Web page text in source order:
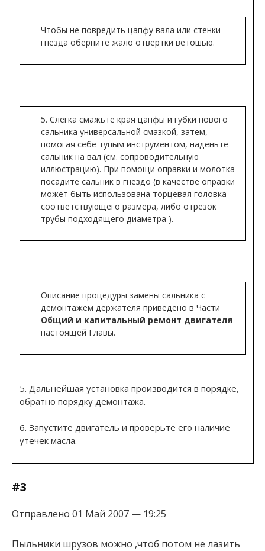
Чтобы не повредить цапфу вала или стенки
гнезда оберните жало отвертки ветошью.
5. Слегка смажьте края цапфы и губки нового
сальника универсальной смазкой, затем,
помогая себе тупым инструментом, наденьте
сальник на вал (см. сопроводительную
иллюстрацию). При помощи оправки и молотка
посадите сальник в гнездо (в качестве оправки
может быть использована торцевая головка
соответствующего размера, либо отрезок
трубы подходящего диаметра ).
Описание процедуры замены сальника с
демонтажем держателя приведено в Части
Общий и капитальный ремонт двигателя
настоящей Главы.
5. Дальнейшая установка производится в порядке,
обратно порядку демонтажа.
6. Запустите двигатель и проверьте его наличие
утечек масла.
#3
Отправлено 01 Май 2007 — 19:25
Пыльники шрузов можно ,чтоб потом не лазить